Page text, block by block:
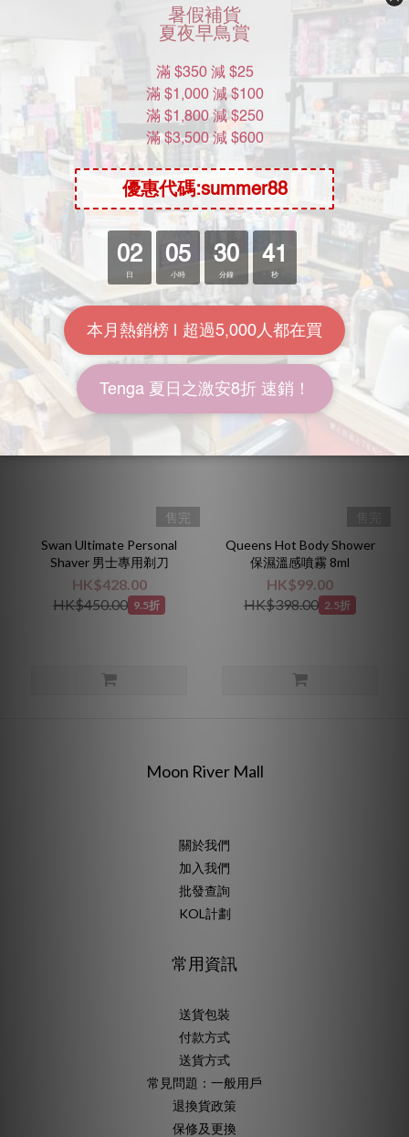
Relove 男性專用私密潔淨凝
露 涼感 120ml
HK$178.00
HK$208.00
8.6折
Love Dear【男性專用】1號
私膚沐浴露 250mL
HK$188.00
HK$288.00
6.5折
售完
Swan Ultimate Personal
Shaver 男士專用剃刀
HK$428.00
HK$450.00 9.5折
Queens Hot Body Shower
保濕溫感噴霧 8ml
HK$99.00
HK$398.00 2.5折
Moon River Mall
關於我們
加入我們
批發查詢
KOL計劃
常用資訊
送貨包裝
付款方式
送貨方式
常見問題：一般用戶
退換貨政策
保修及更換